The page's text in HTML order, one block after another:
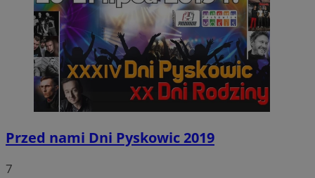
Przed nami Dni Pyskowic 2019
7